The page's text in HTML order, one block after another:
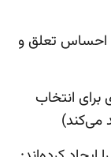
احساس تعلق و
برای انتخاب
می‌کند)